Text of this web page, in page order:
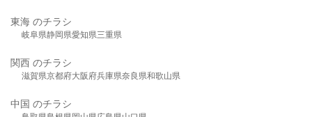
東海 のチラシ
岐阜県静岡県愛知県三重県
関西 のチラシ
滋賀県京都府大阪府兵庫県奈良県和歌山県
中国 のチラシ